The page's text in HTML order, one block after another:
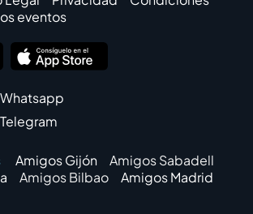
eventos
Amigos Gijón
Amigos Sabadell
Amigos Bilbao
Amigos Madrid